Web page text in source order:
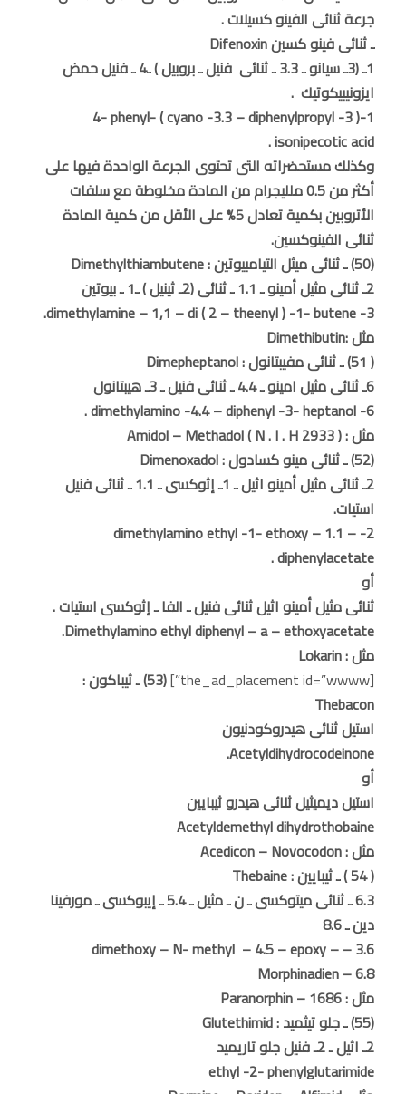
جرعة ثنائى الفينو كسيلات .
ـ ثنائى فينو كسين Difenoxin
1ـ (3ـ سيانو ـ 3.3 ـ ثنائى فنيل ـ بروبيل ) ـ4 ـ فنيل حمض
ايزونيبيكوتيك .
1-( 3- cyano -3.3 – diphenylpropyl ) -4- phenyl
isonipecotic acid .
وكذلك مستحضراته التى تحتوى الجرعة الواحدة فيها على
أكثر من 0.5 ملليجرام من المادة مخلوطة مع سلفات
الأتروبين بكمية تعادل 5% على الأقل من كمية المادة
ثنائى الفينوكسين.
(50) ـ ثنائى ميثل التيامبيوتين : Dimethylthiambutene
2ـ ثنائى مثيل أمينو ـ 1.1 ـ ثنائى (2ـ ثينيل ) ـ1 ـ بيوتين
3- dimethylamine – 1,1 – di ( 2 – theenyl ) -1- butene.
مثل :Dimethibutin
( 51) ـ ثنائى مفيبتانول : Dimepheptanol
6ـ ثنائى مثيل امينو ـ 4.4 ـ ثنائى فنيل ـ 3ـ هيبتانول
6- dimethylamino -4.4 – diphenyl -3- heptanol .
مثل : Amidol – Methadol ( N . I . H 2933 )
(52) ـ ثنائى مينو كسادول : Dimenoxadol
2ـ ثنائى مثيل أمينو اثيل ـ 1ـ إثوكسى ـ 1.1 ـ ثنائى فنيل
استيات.
2- dimethylamino ethyl -1- ethoxy – 1.1 –
diphenylacetate .
أو
ثنائى مثيل أمينو اثيل ثنائى فنيل ـ الفا ـ إثوكسى استيات .
Dimethylamino ethyl diphenyl – a – ethoxyacetate.
مثل : Lokarin
[the_ad_placement id=”wwww”]
(53) ـ ثيباكون :
Thebacon
استيل ثنائى هيدروكودنيون
Acetyldihydrocodeinone.
أو
استيل ديميثيل ثنائى هيدرو ثيبايين
Acetyldemethyl dihydrothobaine
مثل : Acedicon – Novocodon
( 54 ) ـ ثيبايين : Thebaine
6.3 ـ ثنائى ميتوكسى ـ ن ـ مثيل ـ 5.4 ـ إيبوكسى ـ مورفينا
دين ـ 8.6
3.6 – dimethoxy – N- methyl – 4.5 – epoxy –
Morphinadien – 6.8
مثل : Paranorphin – 1686
(55) ـ جلو تيثميد : Glutethimid
2ـ اثيل ـ 2ـ فنيل جلو تاريميد
ethyl -2- phenylglutarimide